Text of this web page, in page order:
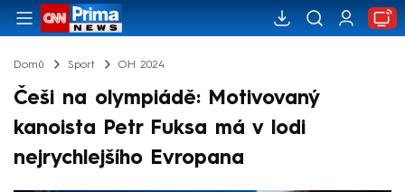
Domů Sport OH 2024
Češi na olympiádě: Motivovaný
kanoista Petr Fuksa má v lodi
nejrychlejšího Evropana